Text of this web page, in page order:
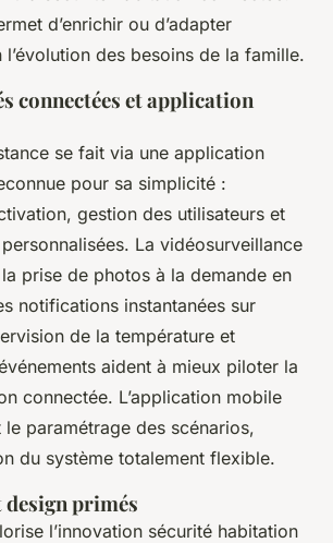
d’enrichir ou d’adapter
l’évolution des besoins de la famille.
connectées et application
se fait via une application
pour sa simplicité :
gestion des utilisateurs et
La vidéosurveillance
prise de photos à la demande en
notifications instantanées sur
de la température et
aident à mieux piloter la
connectée. L’application mobile
le paramétrage des scénarios,
du système totalement flexible.
primés
l’innovation sécurité habitation